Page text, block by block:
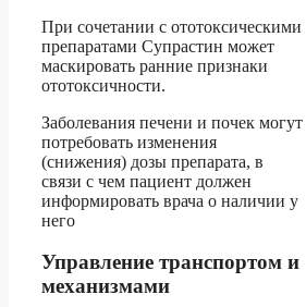
При сочетании с ототоксическими
препаратами Супрастин может
маскировать ранние признаки
ототоксичности.
Заболевания печени и почек могут
потребовать изменения
(снижения) дозы препарата, в
связи с чем пациент должен
информировать врача о наличии у
него
Управление транспортом и
механизмами